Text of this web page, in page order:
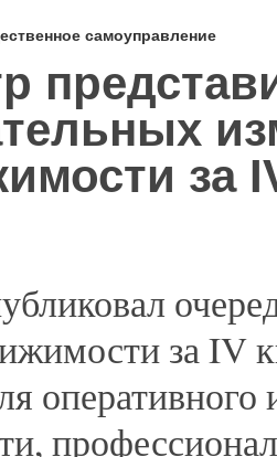
самоуправление
за
за IV